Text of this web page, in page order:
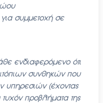
συμμετοχή σε
ενδιαφερόμενο ότι
συνθηκών που
υπηρεσιών (έχοντας
τυχόν προβλήματα της